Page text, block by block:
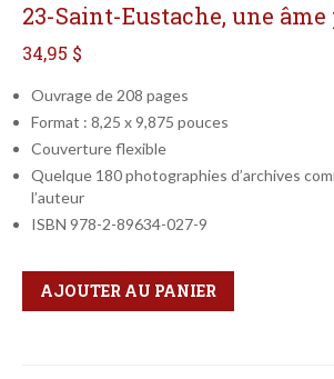
23-Saint-Eustache, une
34,95 $
Ouvrage de 208 pages
Format : 8,25 x 9,875 pouces
Couverture flexible
Quelque 180 photographies d’archives
l’auteur
ISBN 978-2-89634-027-9
Qté
Format
AJOUTER AU PANIER